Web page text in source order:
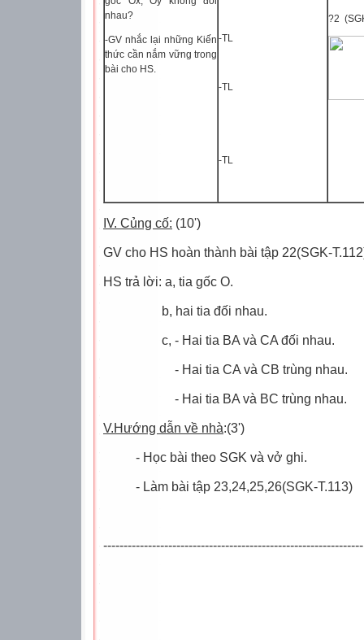
nhau?
-GV nhắc lại những Kiến
thức cần nắm vững trong
bài cho HS.
-TL
-TL
-TL
?2
IV. Củng cố: (10')
GV cho HS hoàn thành bài tập 22(SGK-
HS trả lời: a, tia gốc O.
b, hai tia đối nhau.
c, - Hai tia BA và CA đối nhau.
- Hai tia CA và CB trùng nhau.
- Hai tia BA và BC trùng nhau.
V.Hướng dẫn về nhà:(3')
- Học bài theo SGK và vở ghi.
- Làm bài tập 23,24,25,26(SGK-T.113)
----------------------------------------------------------------